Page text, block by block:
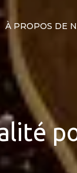
À PROPOS DE